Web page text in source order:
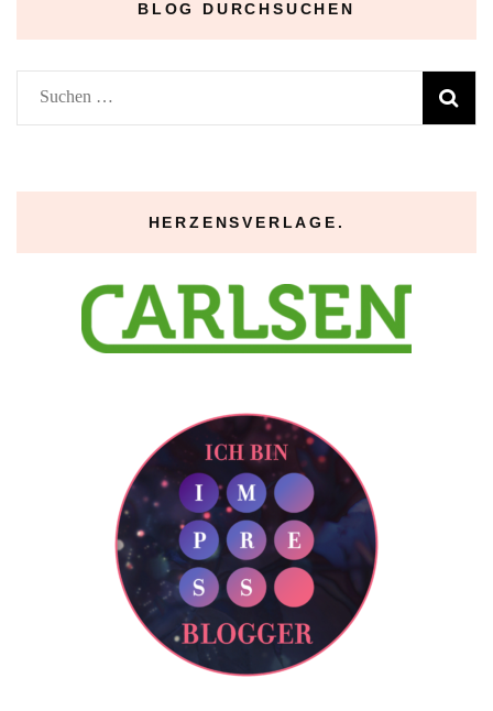
BLOG DURCHSUCHEN
Suchen
nach:
HERZENSVERLAGE.